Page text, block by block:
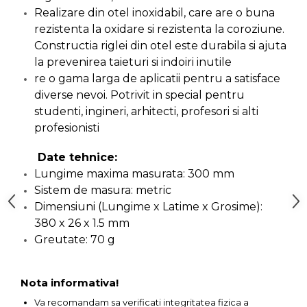
Capre & Suporti Auto
Pat Mobil Auto
Cric Hidraulic
Set / trusa chei tubulare
Chei Tubulare
Multimetru Digital
(combustibil)
Presa Hidraulica Tinichigerie
& Suruburi
Presa Hidraulica Ondulare
Realizare din otel inoxidabil, care are o buna
rezistenta la oxidare si rezistenta la coroziune.
Constructia riglei din otel este durabila si ajuta
la prevenirea taieturi si indoiri inutile
re o gama larga de aplicatii pentru a satisface
diverse nevoi. Potrivit in special pentru
studenti, ingineri, arhitecti, profesori si alti
profesionisti
Date tehnice:
Lungime maxima masurata: 300 mm
Sistem de masura: metric
Dimensiuni (Lungime x Latime x Grosime):
380 x 26 x 1.5 mm
Greutate: 70 g
Nota informativa!
Va recomandam sa verificati integritatea fizica a